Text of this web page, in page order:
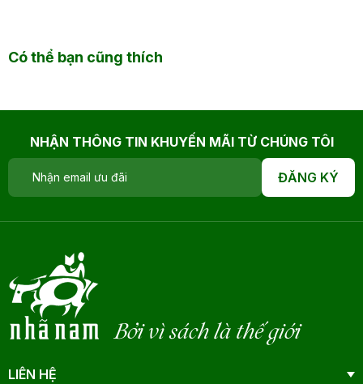
Có thể bạn cũng thích
NHẬN THÔNG TIN KHUYẾN MÃI TỪ CHÚNG TÔI
ĐĂNG KÝ
Bởi vì sách là thế giới
LIÊN HỆ